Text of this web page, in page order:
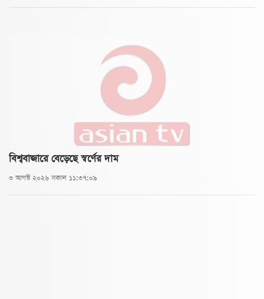
বিশ্ববাজারে বেড়েছে স্বর্ণের দাম
৩ আগস্ট ২০২৬ সকাল ১১:৩৭:০৯